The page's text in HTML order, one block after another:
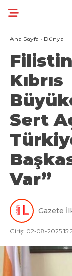
Ana Sayfa › Dünya
Kıbrıs
Sert
Var”
Gazete
Giriş: 02-08-2025